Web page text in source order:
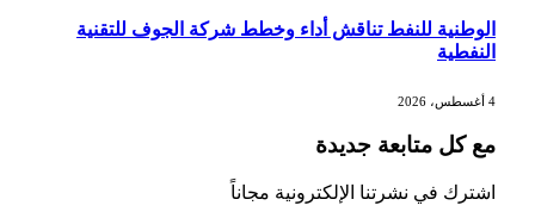
الوطنية للنفط تناقش أداء وخطط شركة الجوف للتقنية
النفطية
مع كل متابعة جديدة
اشترك في نشرتنا الإلكترونية مجاناً